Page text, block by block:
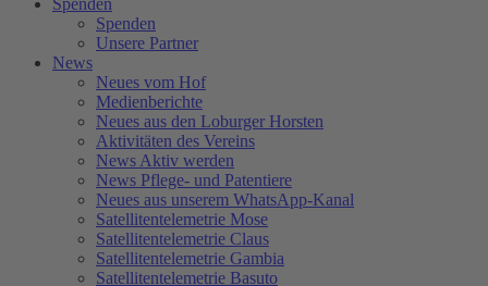
Spenden
Spenden
Unsere Partner
News
Neues vom Hof
Medienberichte
Neues aus den Loburger Horsten
Aktivitäten des Vereins
News Aktiv werden
News Pflege- und Patentiere
Neues aus unserem WhatsApp-Kanal
Satellitentelemetrie Mose
Satellitentelemetrie Claus
Satellitentelemetrie Gambia
Satellitentelemetrie Basuto